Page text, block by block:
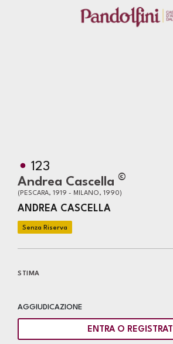
123
Andrea Cascella ©
(PESCARA, 1919 - MILANO, 1990)
ANDREA CASCELLA
STIMA
AGGIUDICAZIONE
ENTRA O REGISTRATI